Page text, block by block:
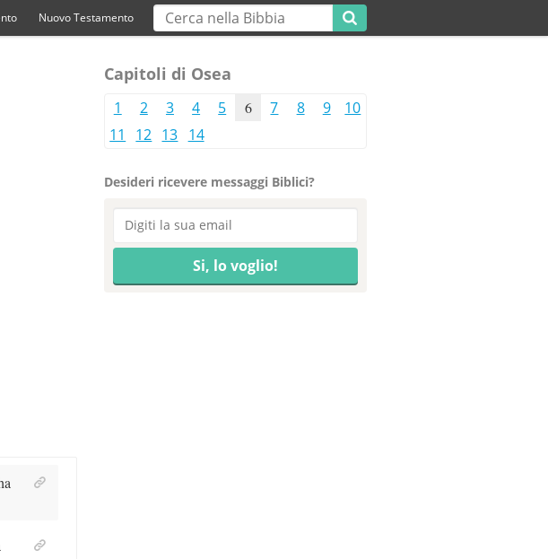
Nuovo Testamento
Capitoli di Osea
1 2 3 4 5 6 7 8 9
10
11
12 13 14
Desideri ricevere messaggi Biblici?